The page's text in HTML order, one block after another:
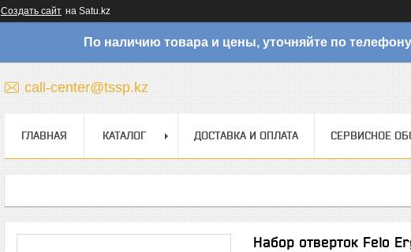
Создать сайт на Satu.kz
По наличию товара и цены, уточняйте по
call-center@tssp.kz
ГЛАВНАЯ КАТАЛОГ ДОСТАВКА И ОПЛАТА СЕРВИСНОЕ
Набор отверток Felo